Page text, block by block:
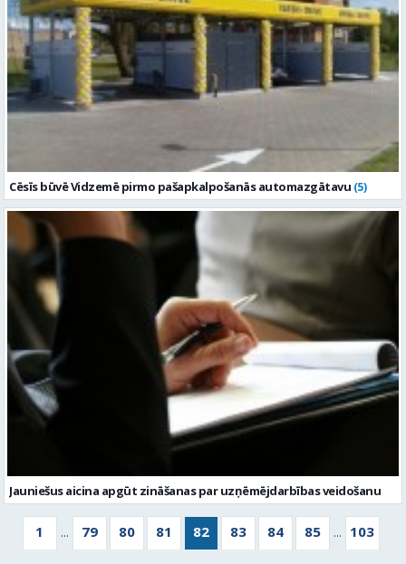
Cēsīs būvē Vidzemē pirmo pašapkalpošanās automazgātavu (5)
Jauniešus aicina apgūt zināšanas par uzņēmējdarbības veidošanu
1 ... 79 80 81 82 83 84 85 ... 103